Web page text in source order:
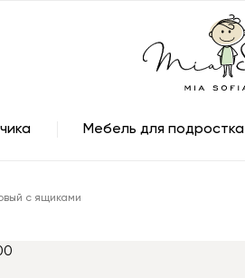
Мебель для подростка
с ящиками